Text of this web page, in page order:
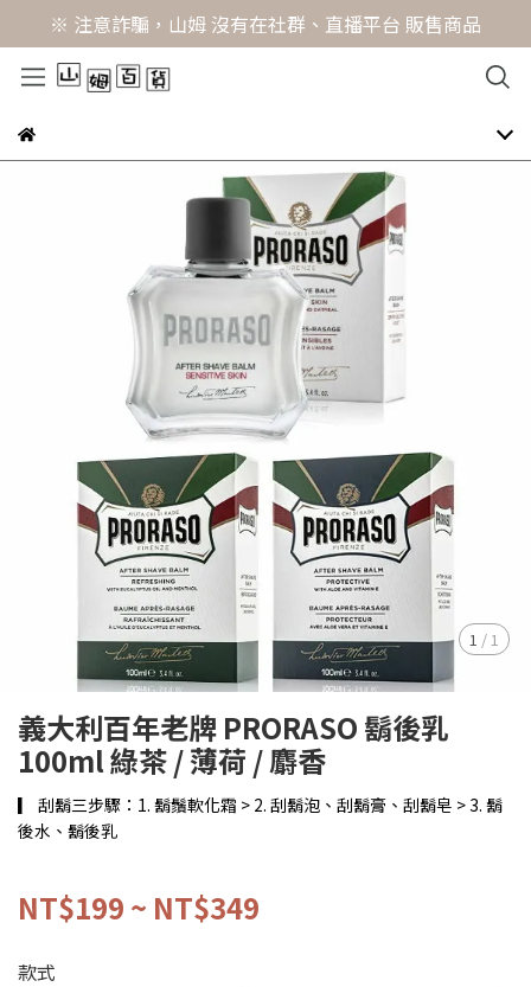
※ 注意詐騙，山姆 沒有在社群、直播平台 販售商品
1 / 1
義大利百年老牌 PRORASO 鬍後乳
100ml 綠茶 / 薄荷 / 麝香
▎ 刮鬍三步驟：1. 鬍鬚軟化霜 > 2. 刮鬍泡、刮鬍膏、刮鬍皂 > 3. 鬍
後水、鬍後乳
NT$199 ~ NT$349
款式